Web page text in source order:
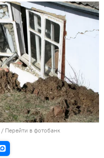
/ Перейти в фотобанк